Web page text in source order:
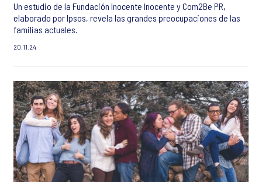
Un estudio de la Fundación Inocente Inocente y Com2Be PR,
elaborado por Ipsos, revela las grandes preocupaciones de las
familias actuales.
20.11.24